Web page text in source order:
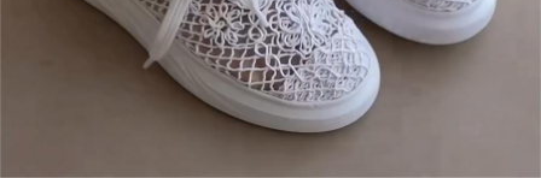
Xiao** Kup Succ 7Minuty temu
śliwka** Kup Succ 5Minuty temu
Las** Kup Succ 29Minuty temu